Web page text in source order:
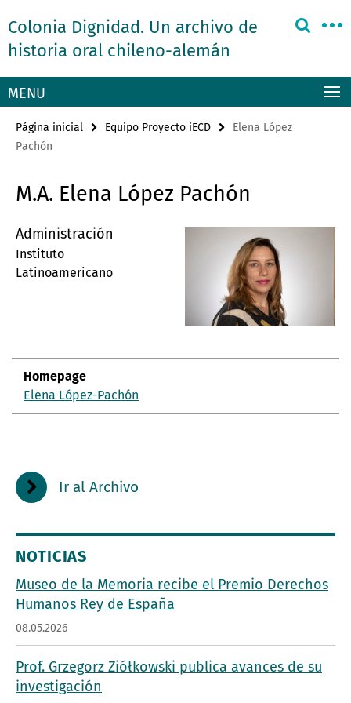
direkt
zu
Colonia Dignidad. Un archivo de
historia oral chileno-alemán
Herramientas
de
MENU
Página inicial Equipo Proyecto iECD
Elena López
Pachón
M.A. Elena López Pachón
Administración
Instituto
Latinoamericano
Homepage
Elena López-Pachón
Ir al Archivo
NOTICIAS
Museo de la Memoria recibe el Premio Derechos
Humanos Rey de España
08.05.2026
Prof. Grzegorz Ziółkowski publica avances de su
investigación